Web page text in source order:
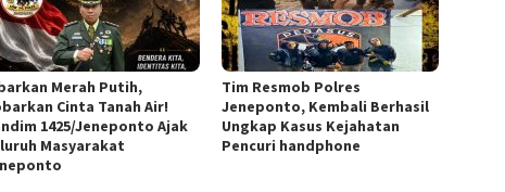
Merah Putih,
Cinta Tanah Air!
1425/Jeneponto Ajak
Masyarakat
Tim Resmob Polres
Jeneponto, Kembali Berhasil
Ungkap Kasus Kejahatan
Pencuri handphone